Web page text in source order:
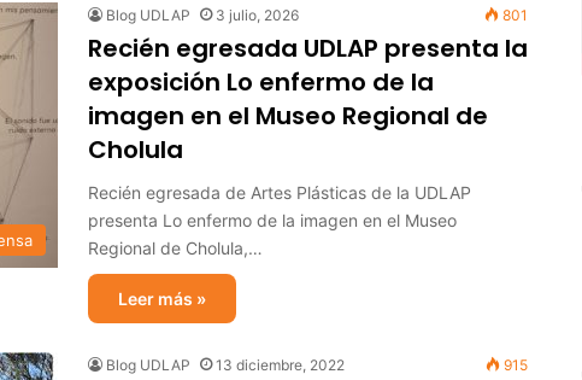
Blog UDLAP 3 julio, 2026 801
Recién egresada UDLAP presenta la
exposición Lo enfermo de la
imagen en el Museo Regional de
Cholula
Recién egresada de Artes Plásticas de la UDLAP
presenta Lo enfermo de la imagen en el Museo
Regional de Cholula,…
Leer más »
Blog UDLAP 13 diciembre, 2022 915